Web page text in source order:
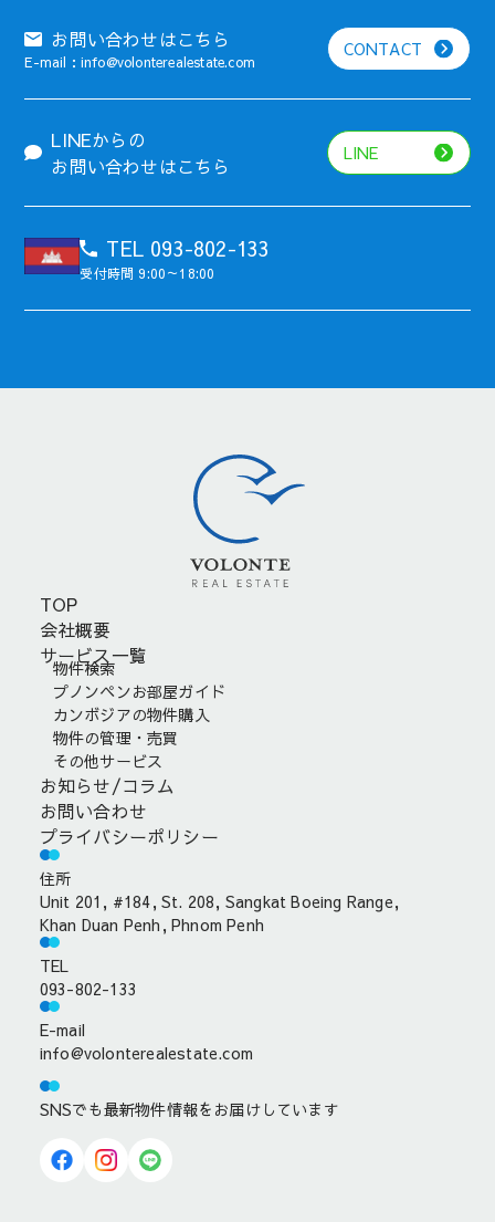
お問い合わせはこちら
E-mail：info@volonterealestate.com
CONTACT
LINEからの
お問い合わせはこちら
LINE
TEL 093-802-133
受付時間 9:00～18:00
住所
Unit 201, #184, St. 208, Sangkat Boeing Range,
Khan Duan Penh, Phnom Penh
TEL
093-802-133
E-mail
info@volonterealestate.com
SNSでも最新物件情報をお届けしています
TOP
会社概要
サービス一覧
物件検索
プノンペンお部屋ガイド
カンボジアの物件購入
物件の管理・売買
その他サービス
お知らせ/コラム
お問い合わせ
プライバシーポリシー